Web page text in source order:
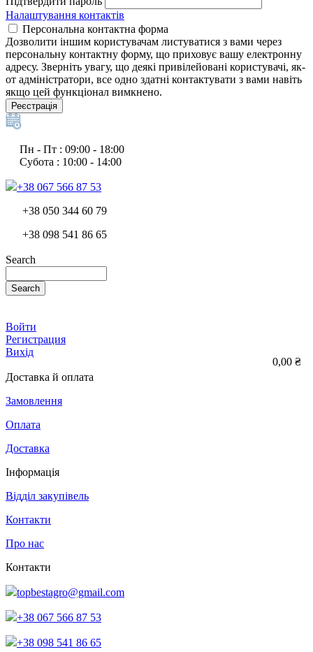
Налаштування контактів
Персональна контактна форма
Дозволити іншим користувачам листуватися з вами через
персональну контактну форму, що приховує вашу електронну
адресу. Зверніть увагу, що деякі привілейовані користувачі, як-
от адміністратори, все одно здатні контактувати з вами навіть
якщо цей функціонал вимкнено.
Реєстрація
Пн - Пт : 09:00 - 18:00
Субота : 10:00 - 14:00
+38 067 566 87 53
+38 050 344 60 79
+38 098 541 86 65
Search
Search
0,00 ₴
Войти
Регистрация
Вихід
Доставка й оплата
Замовлення
Оплата
Доставка
Інформація
Відділ закупівель
Контакти
Про нас
Контакти
topbestagro@gmail.com
+38 067 566 87 53
+38 098 541 86 65